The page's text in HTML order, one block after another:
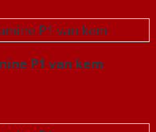
P1 van kem